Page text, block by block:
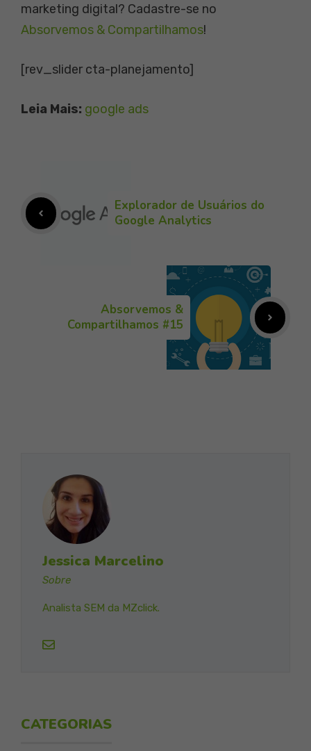
marketing digital? Cadastre-se no
Absorvemos & Compartilhamos!
[rev_slider cta-planejamento]
Leia Mais: google ads
Explorador de Usuários do
Google Analytics
Absorvemos &
Compartilhamos #15
Jessica Marcelino
Sobre
Analista SEM da MZclick.
CATEGORIAS